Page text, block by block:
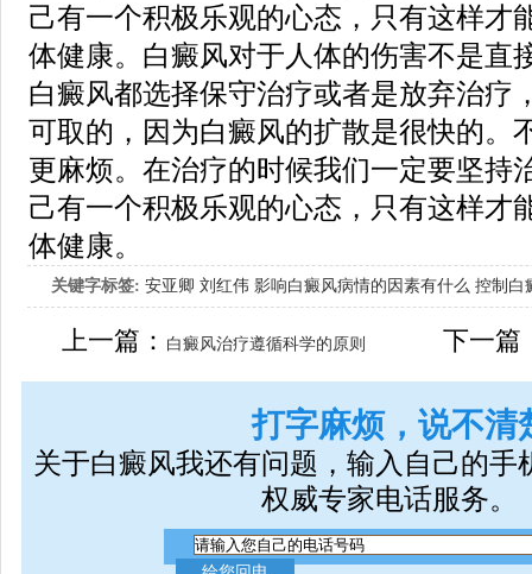
己有一个积极乐观的心态，只有这样才
体健康。白癜风对于人体的伤害不是直
白癜风都选择保守治疗或者是放弃治疗
可取的，因为白癜风的扩散是很快的。
更麻烦。在治疗的时候我们一定要坚持
己有一个积极乐观的心态，只有这样才
体健康。
关键字标签: 安亚卿 刘红伟 影响白癜风病情的因素有什么 控制白
女生应该如何治疗呢
上一篇： 白癜风治疗遵循科学的原则 下一篇
打字麻烦，说不清
关于白癜风我还有问题，输入自己的手
权威专家电话服务。